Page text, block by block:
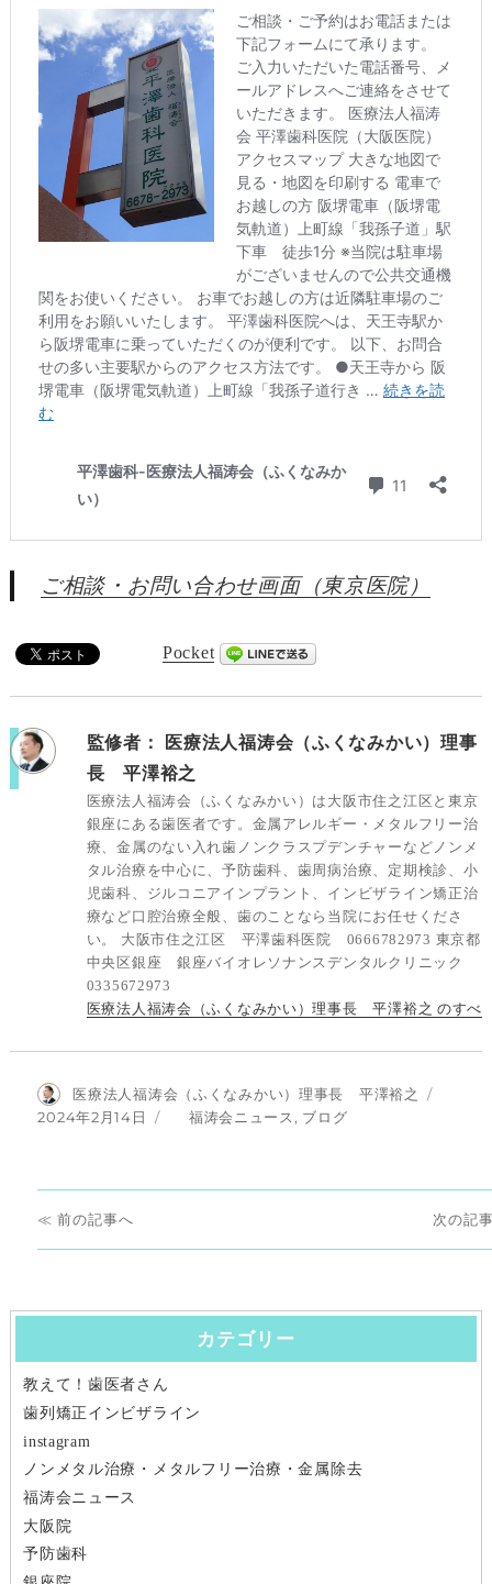
ご相談・お問い合わせ画面（東京医院）
Pocket
監修者：
医療法人福涛会（ふくなみかい）理事
長 平澤裕之
医療法人福涛会（ふくなみかい）は大阪市住之江区と東京
銀座にある歯医者です。金属アレルギー・メタルフリー治
療、金属のない入れ歯ノンクラスプデンチャーなどノンメ
タル治療を中心に、予防歯科、歯周病治療、定期検診、小
児歯科、ジルコニアインプラント、インビザライン矯正治
療など口腔治療全般、歯のことなら当院にお任せくださ
い。 大阪市住之江区 平澤歯科医院 0666782973 東京都
中央区銀座 銀座バイオレソナンスデンタルクリニック
0335672973
医療法人福涛会（ふくなみかい）理事長 平澤裕之 のすべ
投
稿
医療法人福涛会（ふくなみかい）理事長 平澤裕之
投
2024年2月14日
カ
福涛会ニュース , ブログ
投
稿
ナ
ゲ
ー
シ
ョ
前
前
投
次
次
投
稿:
カテゴリー
教えて！歯医者さん
歯列矯正インビザライン
instagram
ノンメタル治療・メタルフリー治療・金属除去
福涛会ニュース
大阪院
予防歯科